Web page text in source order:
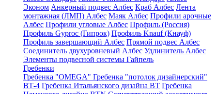
Эконом Анкерный подвес Албес Краб Албес Лента
монтажная (ЛМП) Албес Маяк Албес Профили арочные
Албес Профили угловые Албес Профиль (Россия)
Профиль Gyproc (Гипрок) Профиль Knauf (Кнауф)
Профиль завершающий Албес Прямой подвес Албес
Соединитель двухуровневый Албес Удлинитель Албес
Элементы подвесной системы Гайпель
Гребенки
Гребенка "OMEGA" Гребенка "потолок дизайнерский"
ВТ-4 Гребенка Итальянского дизайна BT Гребенка